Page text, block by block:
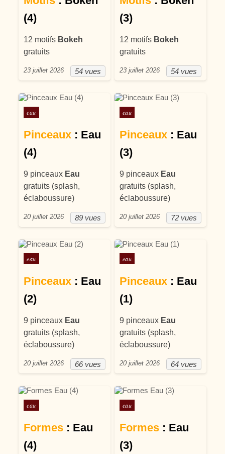
(4)
12 motifs Bokeh
gratuits
54 vues
23 juillet 2026
(3)
12 motifs Bokeh
gratuits
54 vues
23 juillet 2026
Posté dans
eau
Pinceaux : Eau
(4)
9 pinceaux Eau
gratuits (splash,
éclaboussure)
89 vues
20 juillet 2026
Posté dans
eau
Pinceaux: Eau
(3)
9 pinceaux Eau
gratuits (splash,
éclaboussure)
72 vues
20 juillet 2026
Posté dans
eau
Pinceaux : Eau
(2)
9 pinceaux Eau
gratuits (splash,
éclaboussure)
66 vues
20 juillet 2026
Posté dans
eau
Pinceaux: Eau
(1)
9 pinceaux Eau
gratuits (splash,
éclaboussure)
64 vues
20 juillet 2026
Posté dans
eau
Formes : Eau
(4)
Posté dans
eau
Formes: Eau
(3)